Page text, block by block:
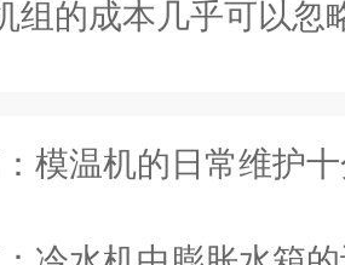
组的成本几乎可以忽
模温机的日常维护